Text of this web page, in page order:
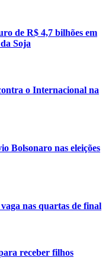
de R$ 4,7 bilhões em
Soja
o Internacional na
Bolsonaro nas eleições
nas quartas de final
receber filhos